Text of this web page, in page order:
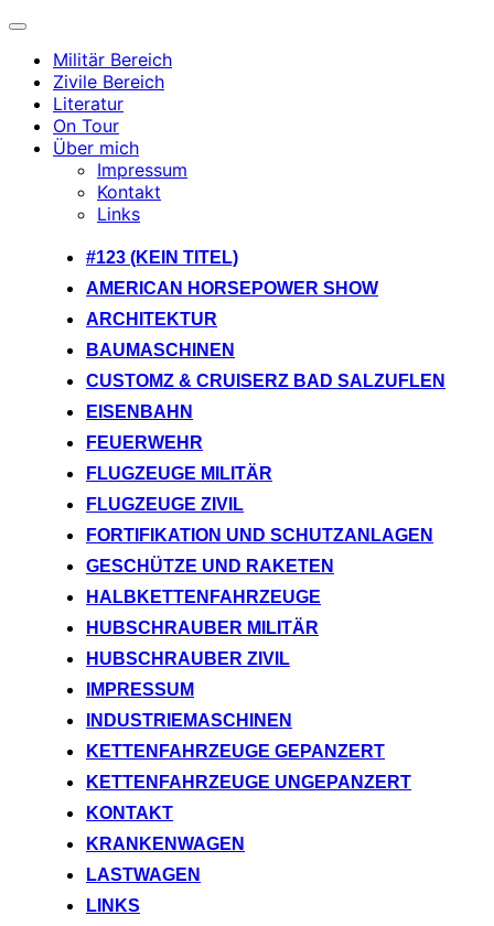
Navigation
umschalten
Militär Bereich
Zivile Bereich
Literatur
On Tour
Über mich
Impressum
Kontakt
Links
springen
#123 (KEIN TITEL)
AMERICAN HORSEPOWER SHOW
ARCHITEKTUR
BAUMASCHINEN
CUSTOMZ & CRUISERZ BAD SALZUFLEN
EISENBAHN
FEUERWEHR
FLUGZEUGE MILITÄR
FLUGZEUGE ZIVIL
FORTIFIKATION UND SCHUTZANLAGEN
GESCHÜTZE UND RAKETEN
HALBKETTENFAHRZEUGE
HUBSCHRAUBER MILITÄR
HUBSCHRAUBER ZIVIL
IMPRESSUM
INDUSTRIEMASCHINEN
KETTENFAHRZEUGE GEPANZERT
KETTENFAHRZEUGE UNGEPANZERT
KONTAKT
KRANKENWAGEN
LASTWAGEN
LINKS